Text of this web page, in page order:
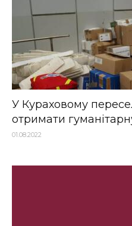
У Кураховому
отримати
01.08.2022